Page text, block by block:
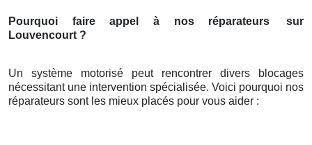
Pourquoi faire appel à nos réparateurs
sur
Louvencourt ?
Un système motorisé peut rencontrer divers blocages
nécessitant une intervention spécialisée. Voici pourquoi nos
réparateurs sont les mieux placés pour vous aider :